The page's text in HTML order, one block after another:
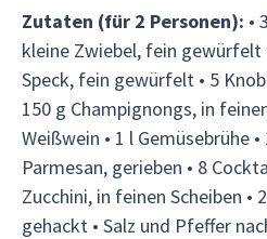
Zutaten (für 2 Personen): •
kleine Zwiebel, fein gewürfelt
Speck, fein gewürfelt • 5
150 g Champignongs, in
Weißwein • 1 l Gemüsebrühe •
Parmesan, gerieben • 8
Zucchini, in feinen Scheiben
gehackt • Salz und Pfeffer